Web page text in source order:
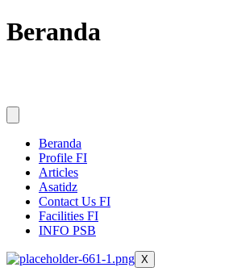
Beranda
Beranda
Profile FI
Articles
Asatidz
Contact Us FI
Facilities FI
INFO PSB
X